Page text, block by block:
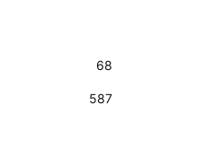
68
587